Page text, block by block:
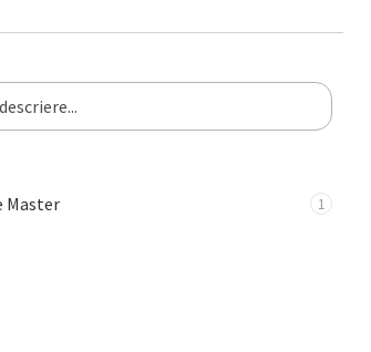
Master 1